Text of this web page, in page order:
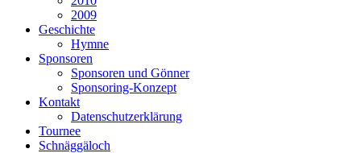
2009
Geschichte
Hymne
Sponsoren
Sponsoren und Gönner
Sponsoring-Konzept
Kontakt
Datenschutzerklärung
Tournee
Schnäggäloch